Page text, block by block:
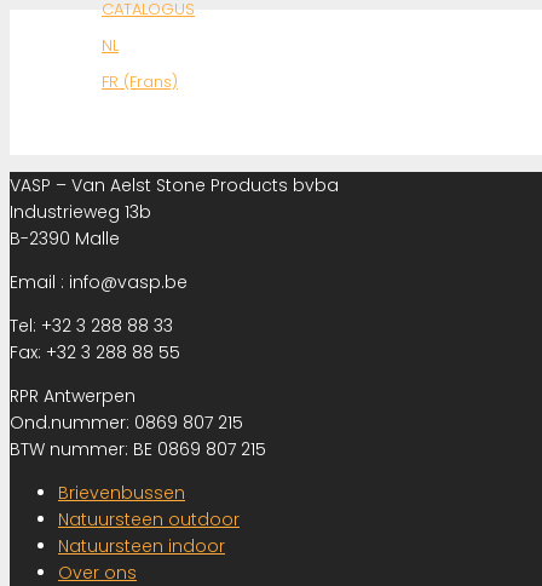
CATALOGUS
NL
FR (Frans)
VASP – Van Aelst Stone Products bvba
Industrieweg 13b
B-2390 Malle
Email : info@vasp.be
Tel: +32 3 288 88 33
Fax: +32 3 288 88 55
RPR Antwerpen
Ond.nummer: 0869 807 215
BTW nummer: BE 0869 807 215
Brievenbussen
Natuursteen outdoor
Natuursteen indoor
Over ons